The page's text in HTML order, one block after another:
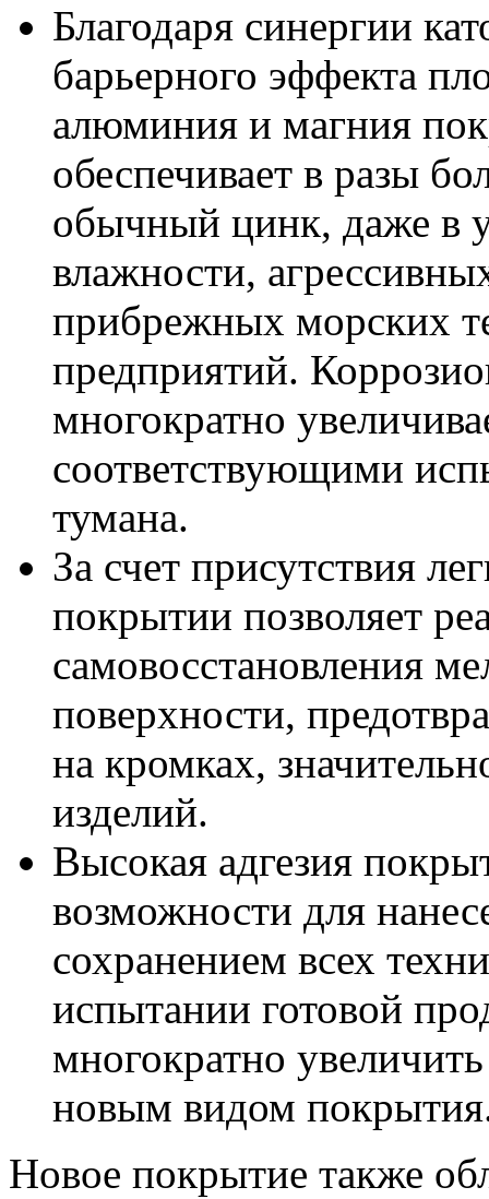
Благодаря синергии
барьерного эффекта
алюминия и магния
обеспечивает в разы
обычный цинк, даже в
влажности,
прибрежных морских
предприятий.
многократно
соответствующими
тумана.
За счет присутствия
покрытии позволяет
самовосстановления
поверхности,
на кромках,
изделий.
Высокая адгезия
возможности для
сохранением всех
испытании готовой
многократно
новым видом
Новое покрытие также